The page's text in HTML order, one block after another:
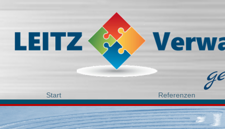
Start Referenzen